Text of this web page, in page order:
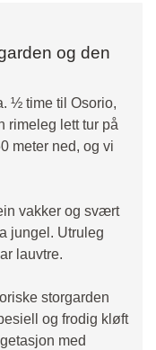
og den
½ time til Osorio,
rimeleg lett tur på
meter ned, og vi
vakker og svært
jungel. Utruleg
lauvtre.
storgarden
og frodig kløft
med